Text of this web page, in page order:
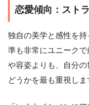
恋愛傾向：スト
独自の美学と感性を
準も非常にユニーク
や容姿よりも、自分
どうかを最も重視しま